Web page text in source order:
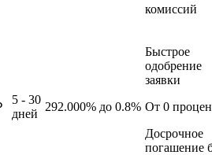
комиссий
5 - 30
дней
292.000% до 0.8%
Быстрое
одобрение
заявки
От 0
Досрочное
погашение